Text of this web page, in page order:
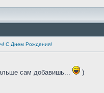
С Днем Рождения!
сам добавишь...
)